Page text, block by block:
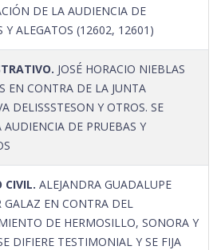
DE LA AUDIENCIA DE
Y ALEGATOS (12602, 12601)
JOSÉ HORACIO NIEBLAS
EN CONTRA DE LA JUNTA
DELISSSTESON Y OTROS. SE
AUDIENCIA DE PRUEBAS Y
CIVIL. ALEJANDRA GUADALUPE
GALAZ EN CONTRA DEL
DE HERMOSILLO, SONORA Y
DIFIERE TESTIMONIAL Y SE FIJA